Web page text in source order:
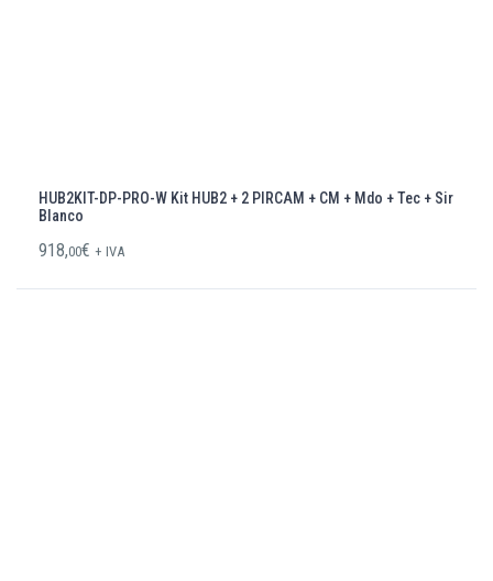
HUB2KIT-DP-PRO-W Kit HUB2 + 2 PIRCAM + CM + Mdo + Tec + Sir
Blanco
918,00€ + IVA